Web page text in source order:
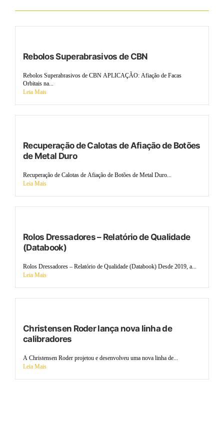
Rebolos Superabrasivos de CBN
Rebolos Superabrasivos de CBN APLICAÇÃO: Afiação de Facas
Orbitais na...
Leia Mais
Recuperação de Calotas de Afiação de Botões
de Metal Duro
Recuperação de Calotas de Afiação de Botões de Metal Duro...
Leia Mais
Rolos Dressadores – Relatório de Qualidade
(Databook)
Rolos Dressadores – Relatório de Qualidade (Databook) Desde 2019, a...
Leia Mais
Christensen Roder lança nova linha de
calibradores
A Christensen Roder projetou e desenvolveu uma nova linha de...
Leia Mais